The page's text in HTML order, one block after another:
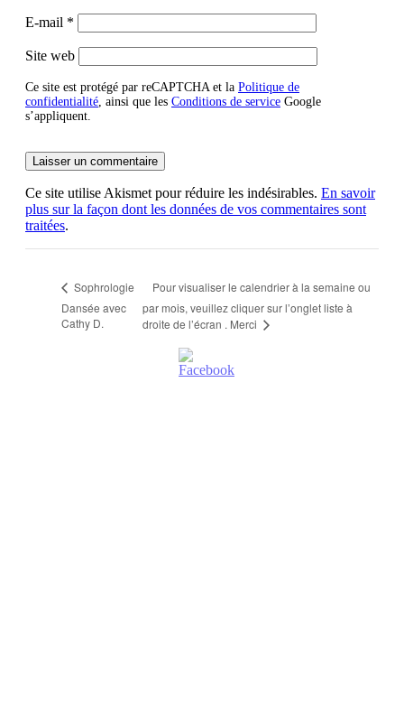
E-mail *
Site web
Ce site est protégé par reCAPTCHA et la Politique de
confidentialité, ainsi que les Conditions de service Google
s’appliquent.
Ce site utilise Akismet pour réduire les indésirables. En savoir
plus sur la façon dont les données de vos commentaires sont
traitées.
Sophrologie
Dansée avec
Cathy D.
Pour visualiser le calendrier à la semaine ou
par mois, veuillez cliquer sur l’onglet liste à
droite de l’écran . Merci